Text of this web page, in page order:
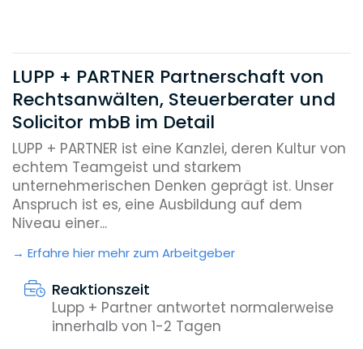
LUPP + PARTNER Partnerschaft von
Rechtsanwälten, Steuerberater und
Solicitor mbB im Detail
LUPP + PARTNER ist eine Kanzlei, deren Kultur von
echtem Teamgeist und starkem
unternehmerischen Denken geprägt ist. Unser
Anspruch ist es, eine Ausbildung auf dem
Niveau einer...
Erfahre hier mehr zum Arbeitgeber
Reaktionszeit
Lupp + Partner antwortet normalerweise
innerhalb von 1-2 Tagen